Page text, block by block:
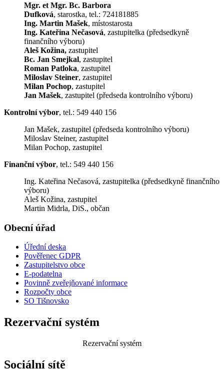
Mgr. et Mgr. Bc. Barbora
Dufková, starostka, tel.: 724181885
Ing. Martin Mašek, místostarosta
Ing. Kateřina Nečasová, zastupitelka (předsedkyně
finančního výboru)
Aleš Kožina, zastupitel
Bc. Jan Smejkal, zastupitel
Roman Patloka, zastupitel
Miloslav Steiner, zastupitel
Milan Pochop, zastupitel
Jan Mašek, zastupitel (předseda kontrolního výboru)
Kontrolní výbor, tel.: 549 440 156
Jan Mašek, zastupitel (předseda kontrolního výboru)
Miloslav Steiner, zastupitel
Milan Pochop, zastupitel
Finanční výbor, tel.: 549 440 156
Ing. Kateřina Nečasová, zastupitelka (předsedkyně finančního
výboru)
Aleš Kožina, zastupitel
Martin Midrla, DiS., občan
Obecní úřad
Úřední deska
Pověřenec GDPR
Zastupitelstvo obce
E-podatelna
Povinně zveřejňované informace
Rozpočty obce
SO Tišnovsko
Rezervační systém
Rezervační systém
Sociální sítě